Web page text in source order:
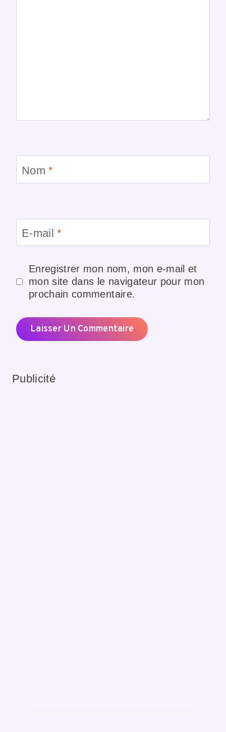
Nom*
E-mail*
Enregistrer mon nom, mon e-mail et
mon site dans le navigateur pour mon
prochain commentaire.
Publicité